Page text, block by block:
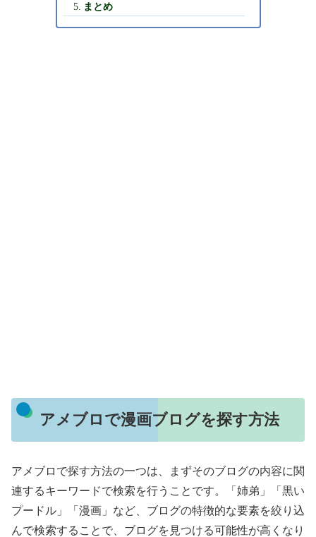
まとめ
アメブロで漫画ブログを探す方法
アメブロで探す方法の一つは、まずそのブログの内容に関
連するキーワードで検索を行うことです。「姉弟」「黒い
プードル」「漫画」など、ブログの特徴的な要素を絞り込
んで検索することで、ブログを見つける可能性が高くなり